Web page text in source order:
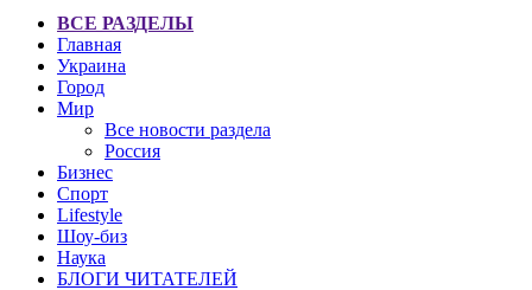
ВСЕ РАЗДЕЛЫ
Главная
Украина
Город
Мир
Все новости раздела
Россия
Бизнес
Спорт
Lifestyle
Шоу-биз
Наука
БЛОГИ ЧИТАТЕЛЕЙ